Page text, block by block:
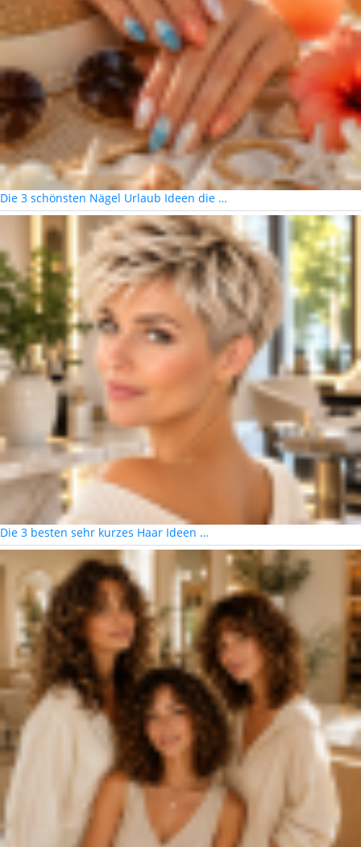
Die 3 schönsten Nägel Urlaub Ideen die …
Die 3 besten sehr kurzes Haar Ideen …